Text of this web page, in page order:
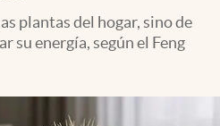
plantas del hogar, sino de
su energía, según el Feng